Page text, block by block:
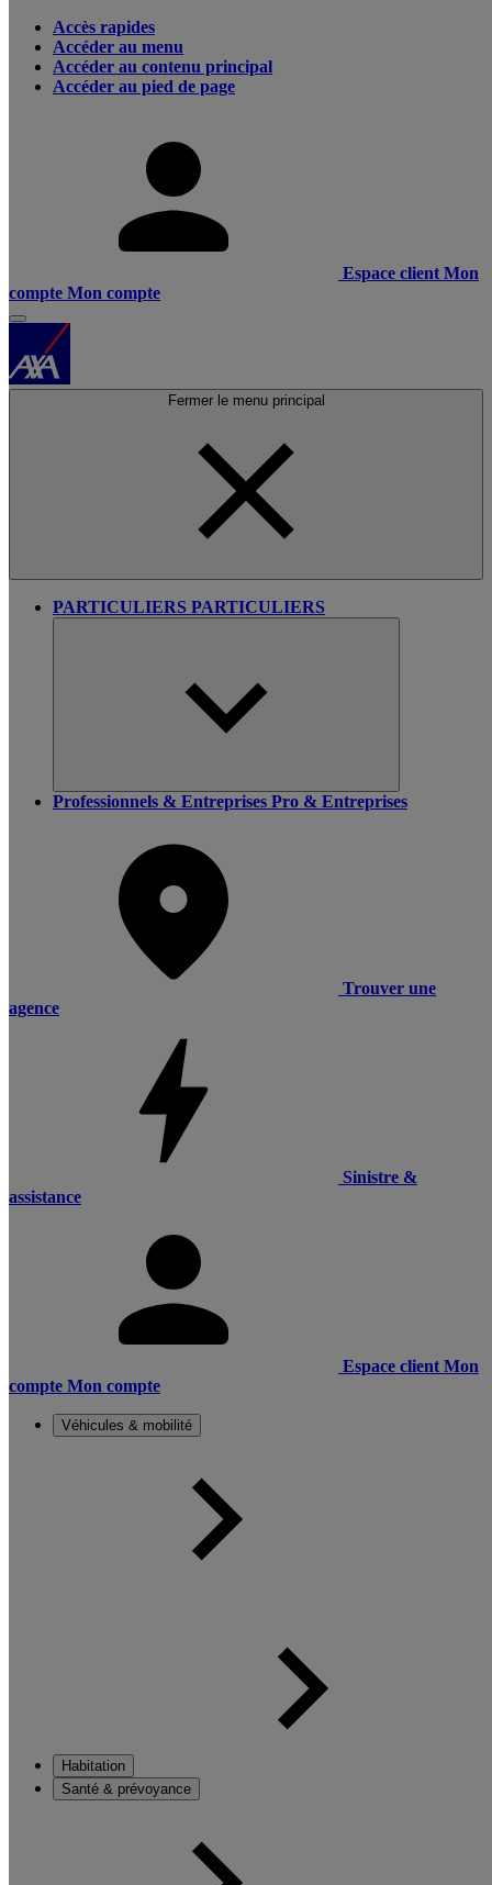
Accès rapides
Accéder au menu
Accéder au contenu principal
Accéder au pied de page
Espace client Mon
compte Mon compte
Fermer le menu principal
PARTICULIERS PARTICULIERS
Professionnels & Entreprises Pro & Entreprises
Trouver une
agence
Sinistre &
assistance
Espace client Mon
compte Mon compte
Véhicules & mobilité
Habitation
Santé & prévoyance